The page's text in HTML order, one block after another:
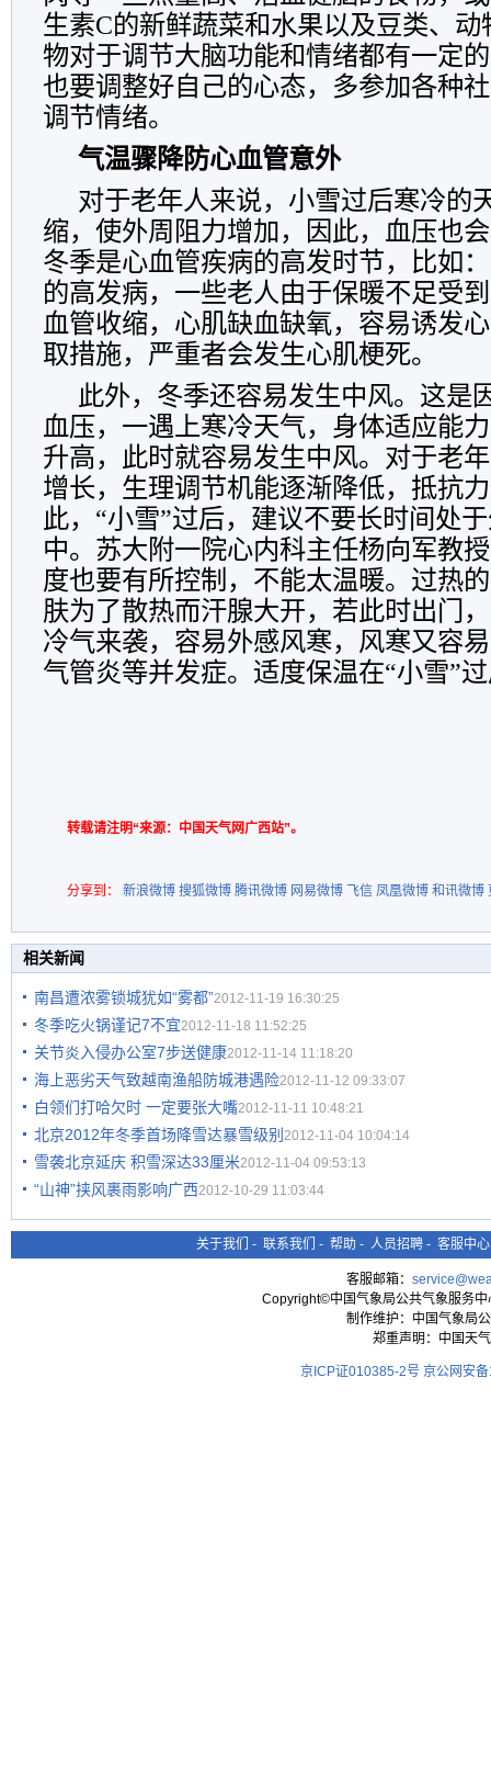
生素C的新鲜蔬菜和水果以及豆类、
物对于调节大脑功能和情绪都有一定
也要调整好自己的心态，多参加各种
调节情绪。
气温骤降防心血管意外
对于老年人来说，小雪过后寒冷的
缩，使外周阻力增加，因此，血压也
冬季是心血管疾病的高发时节，比如
的高发病，一些老人由于保暖不足受
血管收缩，心肌缺血缺氧，容易诱发
取措施，严重者会发生心肌梗死。
此外，冬季还容易发生中风。这是
血压，一遇上寒冷天气，身体适应能
升高，此时就容易发生中风。对于老
增长，生理调节机能逐渐降低，抵抗
此，“小雪”过后，建议不要长时间处
中。苏大附一院心内科主任杨向军教
度也要有所控制，不能太温暖。过热
肤为了散热而汗腺大开，若此时出门
冷气来袭，容易外感风寒，风寒又容
气管炎等并发症。适度保温在“小雪”
转载请注明“来源：中国天气网广西站”。
分享到： 新浪微博 搜狐微博 腾讯微博 网易微博 飞信 凤凰微博 和讯微博
相关新闻
南昌遭浓雾锁城犹如“雾都”2012-11-19 16:30:25
冬季吃火锅谨记7不宜2012-11-18 11:52:25
关节炎入侵办公室7步送健康2012-11-14 11:18:20
海上恶劣天气致越南渔船防城港遇险2012-11-12 09:33:07
白领们打哈欠时 一定要张大嘴2012-11-11 10:48:21
北京2012年冬季首场降雪达暴雪级别 2012-11-04 10:04:14
雪袭北京延庆 积雪深达33厘米2012-11-04 09:53:13
“山神”挟风裹雨影响广西2012-10-29 11:03:44
关于我们 - 联系我们 - 帮助 - 人员招聘 - 客服中心
客服邮箱：
Copyright©中国气象局公共气象服务
制作维护：中国气象局
郑重声明：中国天
京ICP证010385-2号 京公网安